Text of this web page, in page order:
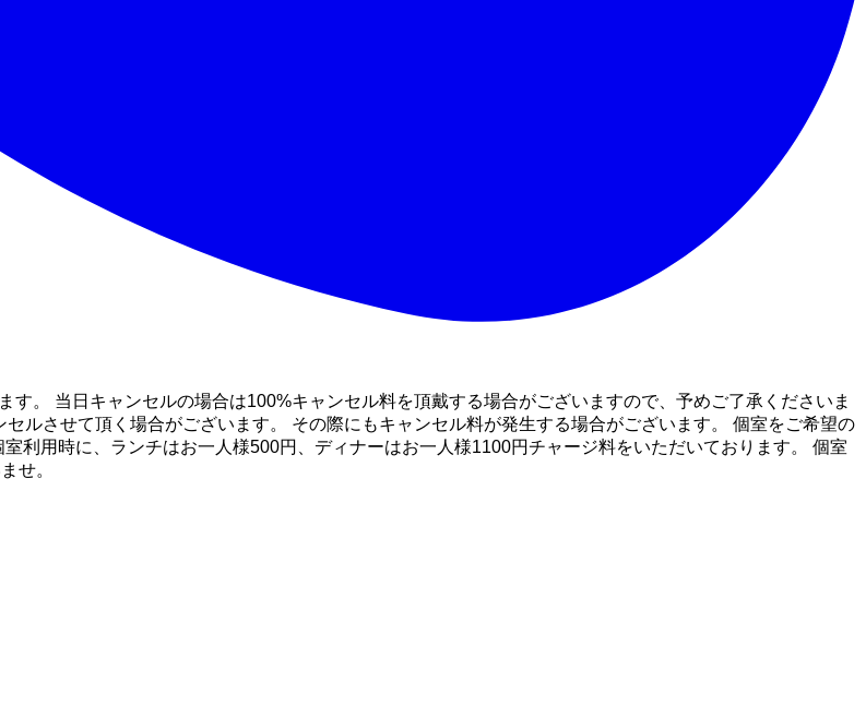
。 当日キャンセルの場合は100%キャンセル料を頂戴する場合がございますので、予めご了承くださいま
ルさせて頂く場合がございます。 その際にもキャンセル料が発生する場合がございます。 個室をご希望の
利用時に、ランチはお一人様500円、ディナーはお一人様1100円チャージ料をいただいております。 個室
せ。